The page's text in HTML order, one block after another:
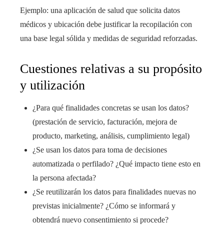
Ejemplo: una aplicación de salud que solicita datos
médicos y ubicación debe justificar la recopilación con
una base legal sólida y medidas de seguridad reforzadas.
Cuestiones relativas a su propósito
y utilización
¿Para qué finalidades concretas se usan los datos?
(prestación de servicio, facturación, mejora de
producto, marketing, análisis, cumplimiento legal)
¿Se usan los datos para toma de decisiones
automatizada o perfilado? ¿Qué impacto tiene esto en
la persona afectada?
¿Se reutilizarán los datos para finalidades nuevas no
previstas inicialmente? ¿Cómo se informará y
obtendrá nuevo consentimiento si procede?